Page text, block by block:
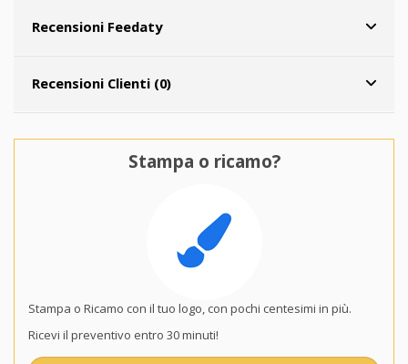
Recensioni Feedaty
Recensioni Clienti (0)
Stampa o ricamo?
Stampa o Ricamo con il tuo logo, con pochi centesimi in più.
Ricevi il preventivo entro 30 minuti!